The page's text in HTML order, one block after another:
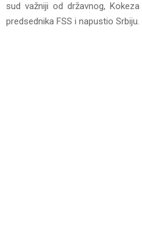
sud važniji od državnog,
predsednika FSS i napustio Srbiju.